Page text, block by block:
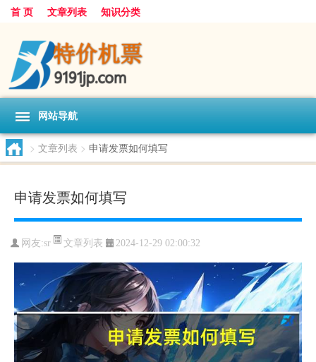
首 页 文章列表 知识分类
网站导航
> 文章列表 > 申请发票如何填写
申请发票如何填写
网友:sr 文章列表 2024-12-29 02:00:32